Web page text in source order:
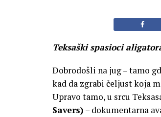
Teksaški spasioci
Dobrodošli na jug – tamo
kad da zgrabi čeljust koja
Upravo tamo, u srcu
Savers) – dokumentarna